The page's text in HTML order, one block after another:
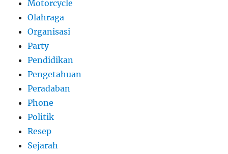
Motorcycle
Olahraga
Organisasi
Party
Pendidikan
Pengetahuan
Peradaban
Phone
Politik
Resep
Sejarah